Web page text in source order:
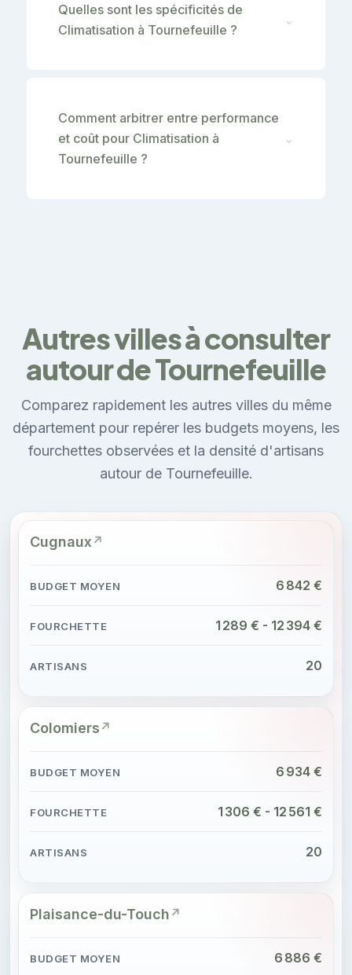
Quelles sont les spécificités de
Climatisation à Tournefeuille ?
⌄
Comment arbitrer entre performance
et coût pour Climatisation à
Tournefeuille ?
⌄
Autres villes à consulter
autour de Tournefeuille
Comparez rapidement les autres villes du même
département pour repérer les budgets moyens, les
fourchettes observées et la densité d'artisans
autour de Tournefeuille.
Cugnaux
6 842 €
1 289 € - 12 394 €
20
Colomiers
6 934 €
1 306 € - 12 561 €
20
Plaisance-du-Touch
6 886 €